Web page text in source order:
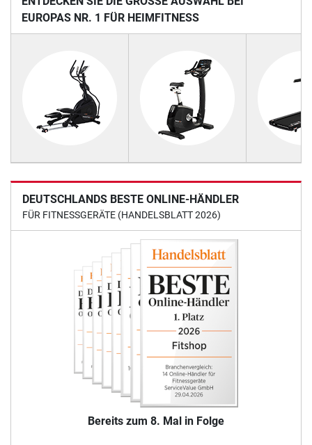
UROPAS NR. 1 FÜR HEIMFITNESS
DEUTSCHLANDS BESTE ONLINE-HÄNDLER
FÜR FITNESSGERÄTE (HANDELSBLATT 2026)
Bereits zum 8. Mal in Folge